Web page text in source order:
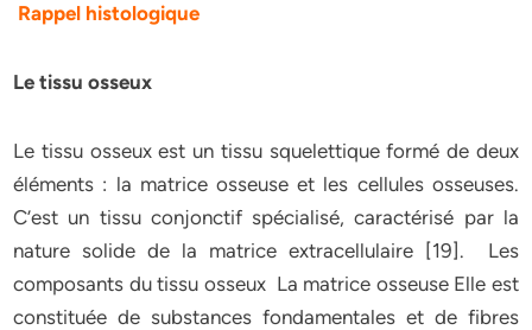
Rappel histologique
Le tissu osseux
Le tissu osseux est un tissu squelettique formé de deux
éléments : la matrice osseuse et les cellules osseuses.
C’est un tissu conjonctif spécialisé, caractérisé par la
nature solide de la matrice extracellulaire [19]. Les
composants du tissu osseux La matrice osseuse Elle est
constituée de substances fondamentales et de fibres